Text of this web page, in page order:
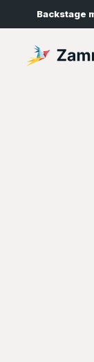
Backstage